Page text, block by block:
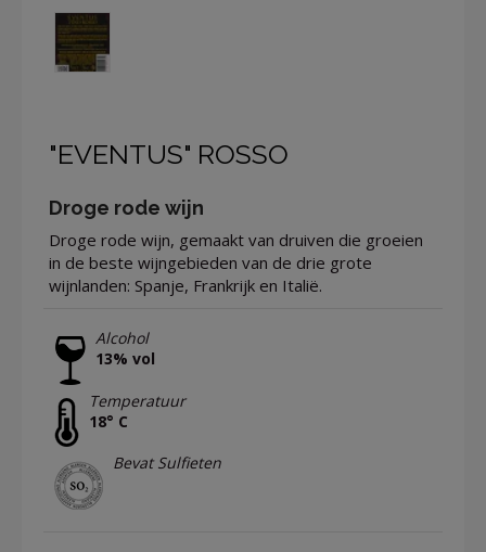
"EVENTUS" ROSSO
Droge rode wijn
Droge rode wijn, gemaakt van druiven die groeien
in de beste wijngebieden van de drie grote
wijnlanden: Spanje, Frankrijk en Italië.
Alcohol
13% vol
Temperatuur
18° C
Bevat Sulfieten